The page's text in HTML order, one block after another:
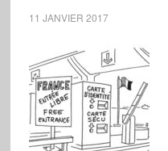
11 JANVIER 2017